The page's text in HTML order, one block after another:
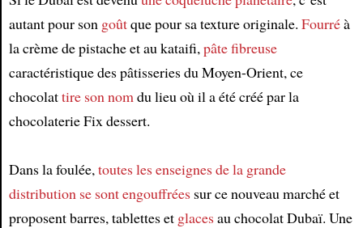
autant pour son goûtque pour sa texture originale. Fourréà
la crème de pistache et au kataifi,pâte fibreuse
caractéristique des pâtisseries du Moyen-Orient, ce
chocolattire son nomdu lieu où il a été créé par la
chocolaterie Fix dessert.
Dans la foulée,toutes les enseignes de la grande
distribution se sont engouffréessur ce nouveau marché et
proposent barres, tablettes et glacesau chocolat Dubaï. Une